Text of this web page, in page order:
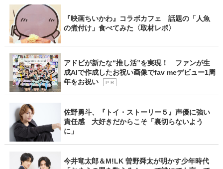
『映画ちいかわ』コラボカフェ 話題の「人魚
の煮付け」食べてみた〈取材レポ〉
アドビが新たな“推し活”を実現！ ファンが生
成AIで作成したお祝い画像でfav meデビュー1周
年をお祝い
P R
佐野勇斗、『トイ・ストーリー５』声優に強い
責任感 大好きだからこそ「裏切らないよう
に」
今井竜太郎＆M!LK 曽野舜太が明かす少年時代